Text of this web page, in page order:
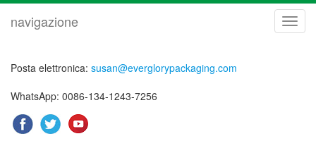
navigazione
Posta elettronica: susan@everglorypackaging.com
WhatsApp: 0086-134-1243-7256